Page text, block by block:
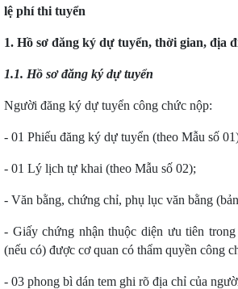
lệ phí thi tuyển
1. Hồ sơ đăng ký dự tuyển, thời gian, địa
1.1. Hồ sơ đăng ký dự tuyển
Người đăng ký dự tuyển công chức nộp:
- 01 Phiếu đăng ký dự tuyển (theo Mẫu số
- 01 Lý lịch tự khai (theo Mẫu số 02);
- Văn bằng, chứng chỉ, phụ lục văn bằng
- Giấy chứng nhận thuộc diện ưu tiên
(nếu có) được cơ quan có thẩm quyền công
- 03 phong bì dán tem ghi rõ địa chỉ của